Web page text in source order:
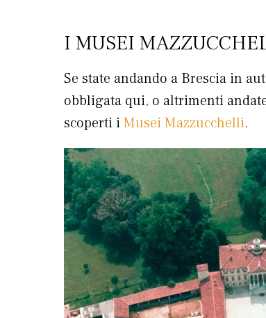
I MUSEI
Se state andando a Brescia in
obbligata qui, o altrimenti
scoperti iMusei Mazzucchelli.